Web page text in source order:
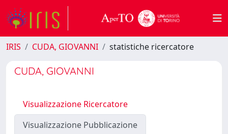
IRIS CUDA, GIOVANNI statistiche ricercatore
CUDA, GIOVANNI
Visualizzazione Ricercatore
Visualizzazione Pubblicazione